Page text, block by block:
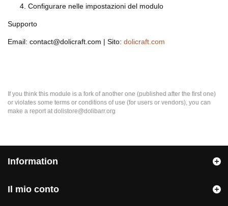
Configurare nelle impostazioni del modulo
Supporto
Email: contact@dolicraft.com | Sito: dolicraft.com
If you think this module is a fork of another one (published after the first one)
or violates some terms or conditions of use (for users or vendors), you can
make a report at dolistore@dolibarr.org
Information
Il mio conto